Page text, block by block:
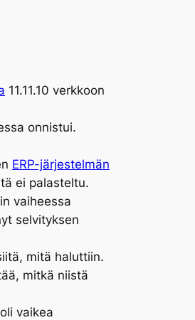
11.11.10 verkkoon
onnistui.
ERP-järjestelmän
ei palasteltu.
vaiheessa
selvityksen
mitä haluttiin.
mitkä niistä
vaikea